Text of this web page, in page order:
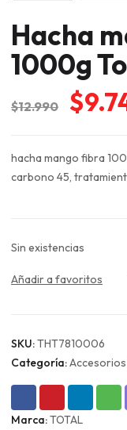
Hacha
1000g
$12.990
El
era:
$
hacha mango fibra
carbono 45,
Sin existencias
Añadir a favoritos
SKU:THT7810006
Categoría:
Marca:TOTAL